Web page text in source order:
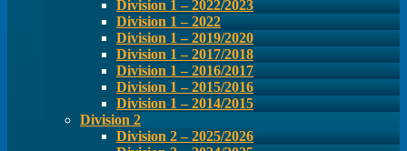
Division 1 – 2022/2023
Division 1 – 2022
Division 1 – 2019/2020
Division 1 – 2017/2018
Division 1 – 2016/2017
Division 1 – 2015/2016
Division 1 – 2014/2015
Division 2
Division 2 – 2025/2026